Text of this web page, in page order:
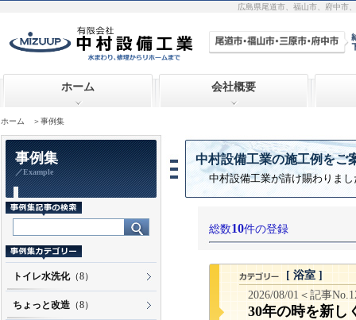
広島県尾道市、福山市、府中市
ホーム 会社概要
ホーム ＞事例集
事例集
／Example
中村設備工業の施工例をご
中村設備工業が請け賜わりま
総数10件の登録
[ 浴室 ]
2026/08/01＜記事
30年の時を新し
トイレ水洗化（8）
ちょっと改造 （8）